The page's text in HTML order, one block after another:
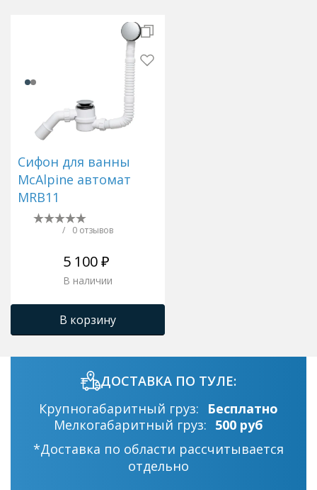
ДОСТАВКА ПО ТУЛЕ:
Крупногабаритный груз:
Бесплатно
Мелкогабаритный груз: 500 руб
*Доставка по области рассчитывается
отдельно
Сифон для ванны
McAlpine автомат
MRB11
/ 0 отзывов
5 100 ₽
В наличии
В корзину